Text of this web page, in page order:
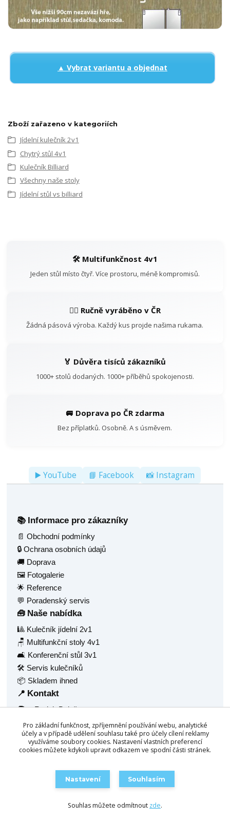
▲ Vybrat variantu a objednat
Zboží zařazeno v kategoriích
Jídelní kulečník 2v1
Chytrý stůl 4v1
Kulečník Billiard
Všechny naše stoly
Jídelní stůl vs billiard
🛠️ Multifunkčnost 4v1
Jeden stůl místo čtyř. Více prostoru, méně kompromisů.
👷‍♂️ Ručně vyráběno v ČR
Žádná pásová výroba. Každý kus projde našima rukama.
🏅 Důvěra tisíců zákazníků
1000+ stolů dodaných. 1000+ příběhů spokojenosti.
🚐 Doprava po ČR zdarma
Bez příplatků. Osobně. A s úsměvem.
▶️ YouTube 📘 Facebook 📸 Instagram
📚 Informace pro zákazníky
📄 Obchodní podmínky
🔒 Ochrana osobních údajů
🚚 Doprava
🖼️ Fotogalerie
🌟 Reference
💬 Poradenský servis
🧰 Naše nabídka
🎱 Kulečník jídelní 2v1
🪑 Multifunkční stoly 4v1
🛋️ Konferenční stůl 3v1
🛠️ Servis kulečníků
📦 Skladem ihned
📍 Kontakt
🧑‍💼 Radek Balaš
🏙️ Frýdlant nad Ostravicí, 73911
🆔 IČ: 68940688
☎️+420 777 158 532
Vytvořeno na Eshop-rychle.cz
Pro základní funkčnost, zpříjemnění používání webu, analytické
účely a v případě udělení souhlasu také pro účely cílení reklamy
využíváme soubory cookies. Nastavení vlastních preferencí
cookies můžete kdykoli upravit odkazem ve spodní části stránek.
Nastavení Souhlasím
Souhlas můžete odmítnout zde.